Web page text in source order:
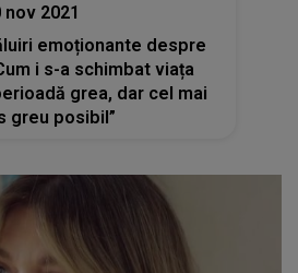
nov 2021
emoționante despre
i s-a schimbat viața
grea, dar cel mai
greu posibil”